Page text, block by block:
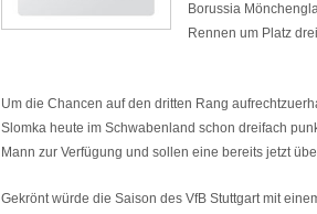
Borussia
Rennen um Platz
Um die Chancen auf den dritten Rang
Slomka heute im Schwabenland schon dreifach
Mann zur Verfügung und sollen eine bereits jetzt
Gekrönt würde die Saison des VfB Stuttgart mit